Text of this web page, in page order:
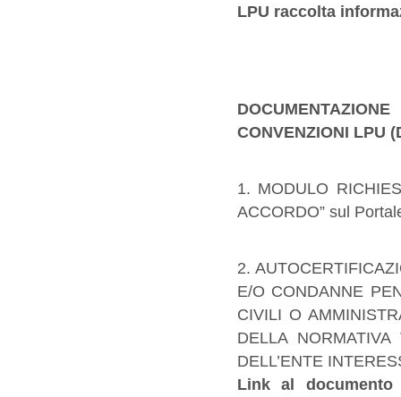
LPU raccolta
CONVENZIONI LPU
1. MODULO
ACCORDO” sul
2.
E/O CONDANNE
CIVILI O
DELLA
DELL’ENTE
Link al